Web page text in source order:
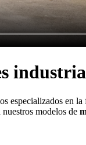
especializados en
modelos de